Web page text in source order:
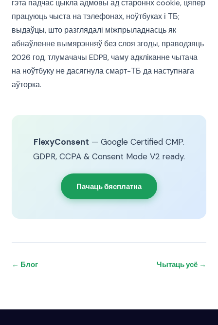
гэта падчас цыкла адмовы ад староннх cookie, цяпер
працуюць чыста на тэлефонах, ноўтбуках і ТБ;
выдаўцы, што разглядалі міжпрыладнасць як
абнаўленне вымярэнняў без слоя згоды, праводзяць
2026 год, тлумачачы EDPB, чаму адкліканне чытача
на ноўтбуку не дасягнула смарт-ТБ да наступнага
аўторка.
FlexyConsent — Google Certified CMP.
GDPR, CCPA & Consent Mode V2 ready.
Пачаць бясплатна
← Блог Чытаць усё →